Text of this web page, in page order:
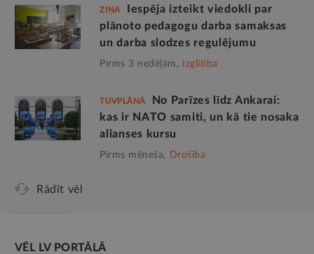
ZIŅA
Iespēja izteikt viedokli par
plānoto pedagogu darba samaksas
un darba slodzes regulējumu
Pirms 3 nedēļām, Izglītība
TUVPLĀNĀ
No Parīzes līdz Ankarai:
kas ir NATO samiti, un kā tie nosaka
alianses kursu
Pirms mēneša, Drošība
Rādīt vēl
VĒL LV PORTĀLĀ